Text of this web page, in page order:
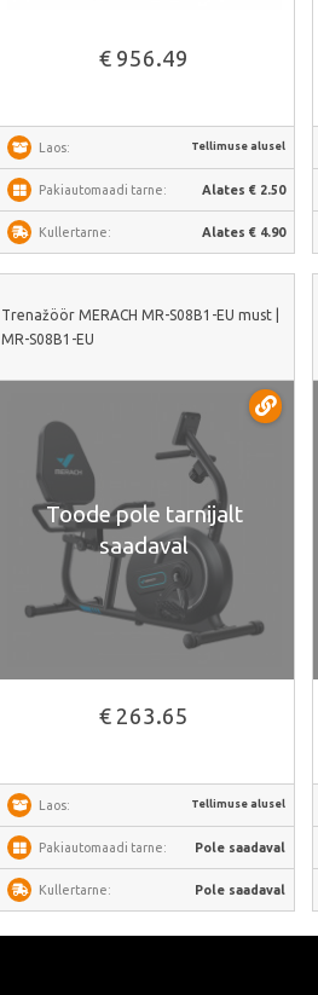
€ 956.49
Laos: Tellimuse alusel
Pakiautomaadi tarne: Alates € 2.50
Kullertarne: Alates € 4.90
Trenažöör MERACH MR-S08B1-EU must |
MR-S08B1-EU
Toode pole tarnijalt
saadaval
€ 263.65
Laos: Tellimuse alusel
Pakiautomaadi tarne: Pole saadaval
Kullertarne: Pole saadaval